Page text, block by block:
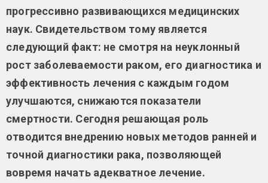
прогрессивно развивающихся медицинских
наук. Свидетельством тому является
следующий факт: не смотря на неуклонный
рост заболеваемости раком, его диагностика и
эффективность лечения с каждым годом
улучшаются, снижаются показатели
смертности. Сегодня решающая роль
отводится внедрению новых методов ранней и
точной диагностики рака, позволяющей
вовремя начать адекватное лечение.